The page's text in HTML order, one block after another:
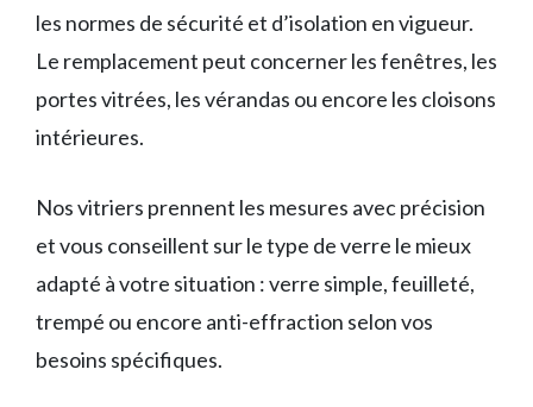
les normes de sécurité et d’isolation en vigueur.
Le remplacement peut concerner les fenêtres, les
portes vitrées, les vérandas ou encore les cloisons
intérieures.
Nos vitriers prennent les mesures avec précision
et vous conseillent sur le type de verre le mieux
adapté à votre situation : verre simple, feuilleté,
trempé ou encore anti-effraction selon vos
besoins spécifiques.